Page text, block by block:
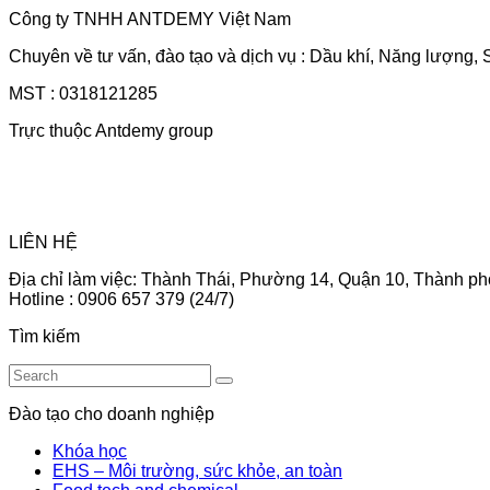
Công ty TNHH ANTDEMY Việt Nam
Chuyên về tư vấn, đào tạo và dịch vụ : Dầu khí, Năng lượng,
MST : 0318121285
Trực thuộc Antdemy group
LIÊN HỆ
Địa chỉ làm việc: Thành Thái, Phường 14, Quận 10, Thành
Hotline : 0906 657 379 (24/7)
Tìm kiếm
Đào tạo cho doanh nghiệp
Khóa học
EHS – Môi trường, sức khỏe, an toàn